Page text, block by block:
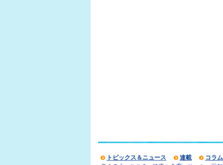
トピックス＆ニュース 連載 コラム